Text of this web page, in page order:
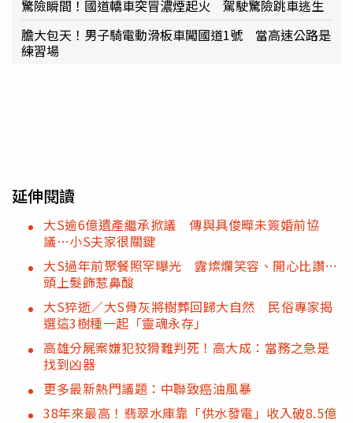
驚險瞬間！國道轎車突冒濃煙起火 駕駛驚險跳車逃生
膽大包天！男子騎電動滑板車闖國道1號 當高速公路是
練習場
延伸閱讀
大S逾6億遺產繼承掀議 傳與具俊曄未簽婚前協
議…小S夫家很關鍵
大S過年前聚餐照罕曝光 露燦爛笑容、開心比讚…
頭上髮飾惹鼻酸
大S猝逝／大S骨灰將樹葬回歸大自然 民俗專家揭
選這3樹種一起「靈魂永存」
高雄分屍案嫌犯狡猾難判死！高大成：當務之急是
找到凶器
更多最新熱門議題：中聯致癌油風暴
38年來最高！翡翠水庫靠「供水發電」收入破8.5億